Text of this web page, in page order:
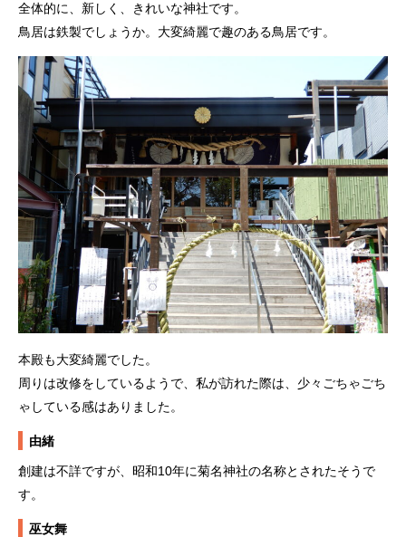
全体的に、新しく、きれいな神社です。
鳥居は鉄製でしょうか。大変綺麗で趣のある鳥居です。
本殿も大変綺麗でした。
周りは改修をしているようで、私が訪れた際は、少々ごちゃごち
ゃしている感はありました。
由緒
創建は不詳ですが、昭和10年に菊名神社の名称とされたそうで
す。
巫女舞